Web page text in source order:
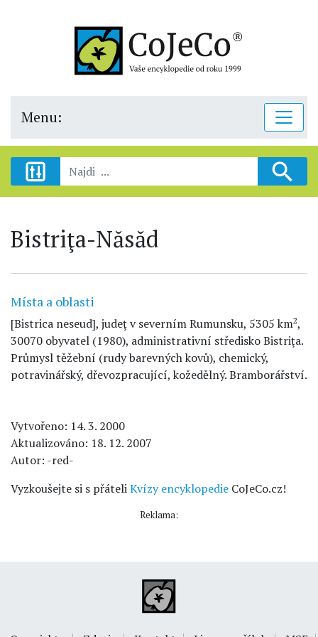
Menu:
Bistriţa-Năsăd
Místa a oblasti
[Bistrica neseud], judeţ v severním Rumunsku, 5305 km2,
30070 obyvatel (1980), administrativní středisko Bistriţa.
Průmysl těžební (rudy barevných kovů), chemický,
potravinářský, dřevozpracující, kožedělný. Bramborářství.
Vytvořeno: 14. 3. 2000
Aktualizováno: 18. 12. 2007
Autor: -red-
Vyzkoušejte si s přáteliKvízy encyklopedie CoJeCo.cz!
Reklama: